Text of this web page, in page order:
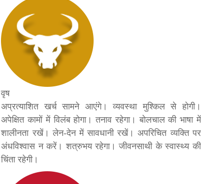
वृष
अप्रत्याशित खर्च सामने आएंगे। व्यवस्था मुश्किल से होगी।
अपेक्षित कामों में विलंब होगा। तनाव रहेगा। बोलचाल की भाषा में
शालीनता रखें। लेन-देन में सावधानी रखें। अपरिचित व्यक्ति पर
अंधविश्वास न करें। शत्रुभय रहेगा। जीवनसाथी के स्वास्थ्य की
चिंता रहेगी।